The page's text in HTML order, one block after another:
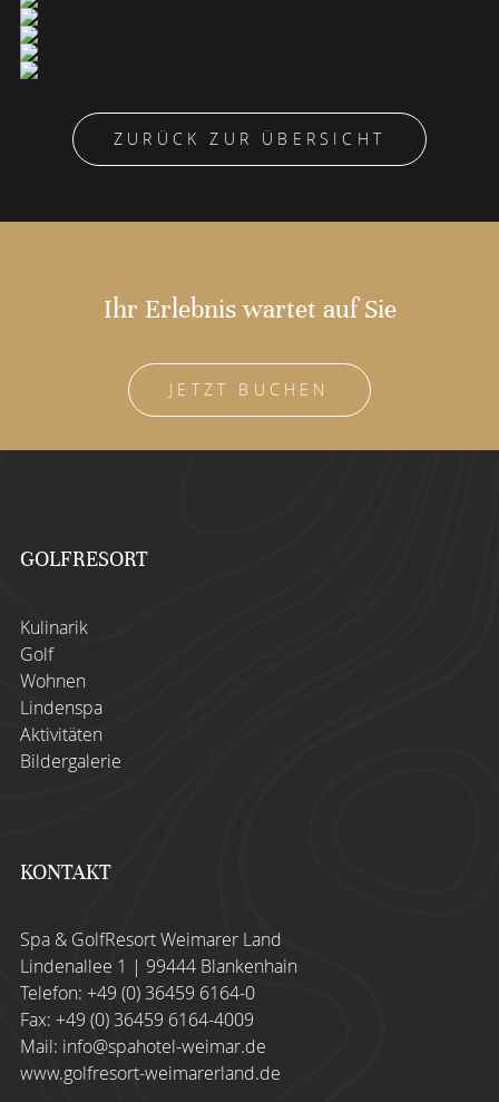
ZURÜCK ZUR ÜBERSICHT
Ihr Erlebnis wartet auf Sie
JETZT BUCHEN
GOLFRESORT
Kulinarik
Golf
Wohnen
Lindenspa
Aktivitäten
Bildergalerie
KONTAKT
Spa & GolfResort Weimarer Land
Lindenallee 1 | 99444 Blankenhain
Telefon: +49 (0) 36459 6164-0
Fax: +49 (0) 36459 6164-4009
Mail: info@spahotel-weimar.de
www.golfresort-weimarerland.de